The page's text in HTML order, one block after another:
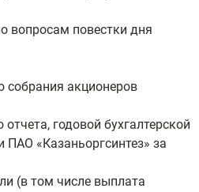
вопросам повестки дня
собрания акционеров
годовой бухгалтерской
ПАО «Казаньоргсинтез» за
(в том числе выплата